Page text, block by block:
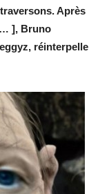
Après
], Bruno
réinterpelle